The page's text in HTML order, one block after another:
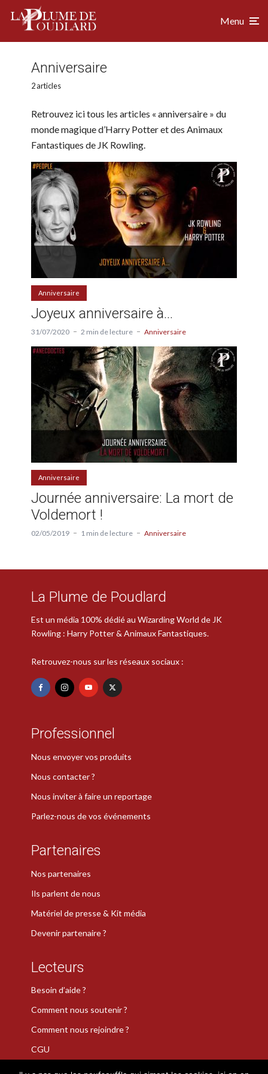
Menu
Anniversaire
2 articles
Retrouvez ici tous les articles « anniversaire » du
monde magique d’Harry Potter et des Animaux
Fantastiques de JK Rowling.
Anniversaire
Joyeux anniversaire à…
31/07/2020 2 min de lecture Anniversaire
Anniversaire
Journée anniversaire: La mort de
Voldemort !
02/05/2019 1 min de lecture Anniversaire
La Plume de Poudlard
Est un média 100% dédié au Wizarding World de JK
Rowling : Harry Potter & Animaux Fantastiques.
Retrouvez-nous sur les réseaux sociaux :
Professionnel
Nous envoyer vos produits
Nous contacter ?
Nous inviter à faire un reportage
Parlez-nous de vos événements
Partenaires
Nos partenaires
Ils parlent de nous
Matériel de presse & Kit média
Devenir partenaire ?
Lecteurs
Besoin d’aide ?
Comment nous soutenir ?
Comment nous rejoindre ?
CGU